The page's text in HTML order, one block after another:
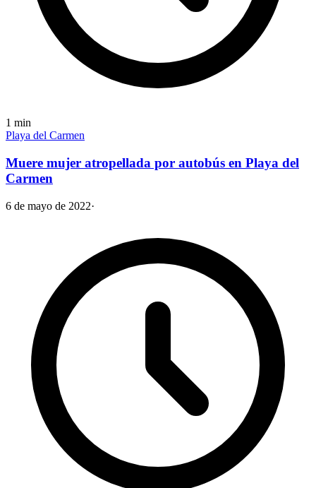
1 min
Playa del Carmen
Muere mujer atropellada por autobús en Playa del
Carmen
6 de mayo de 2022·